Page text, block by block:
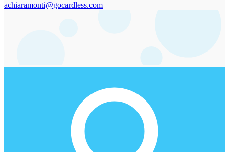
achiaramonti@gocardless.com